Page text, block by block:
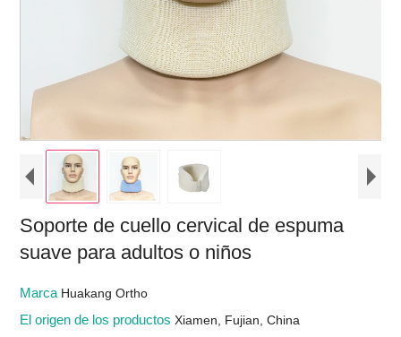
Soporte de cuello cervical de espuma
suave para adultos o niños
Marca Huakang Ortho
El origen de los productosXiamen, Fujian, China